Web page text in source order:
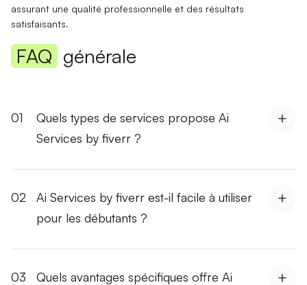
assurant une qualité professionnelle et des résultats
satisfaisants.
FAQ générale
01
Quels types de services propose Ai
Services by fiverr ?
02
Ai Services by fiverr est-il facile à utiliser
pour les débutants ?
03
Quels avantages spécifiques offre Ai